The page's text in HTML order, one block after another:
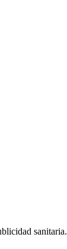
sanitaria.